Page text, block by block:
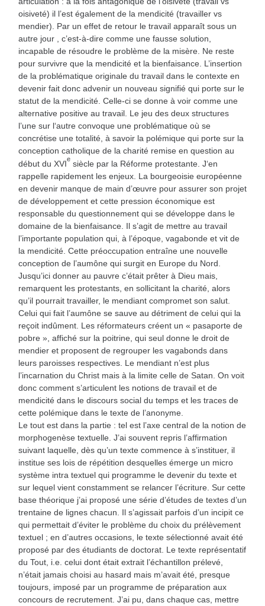
oisiveté) il l’est également de la mendicité (travailler vs
mendier). Par un effet de retour le travail apparaît sous un
autre jour , c’est-à-dire comme une fausse solution,
incapable de résoudre le problème de la misère. Ne reste
pour survivre que la mendicité et la bienfaisance. L’insertion
de la problématique originale du travail dans le contexte en
devenir fait donc advenir un nouveau signifié qui porte sur le
statut de la mendicité. Celle-ci se donne à voir comme une
alternative positive au travail. Le jeu des deux structures
l’une sur l‘autre convoque une problématique où se
concrétise une totalité, à savoir la polémique qui porte sur la
conception catholique de la charité remise en question au
début du XVI
e
siècle par la Réforme protestante. J‘en
rappelle rapidement les enjeux. La bourgeoisie européenne
en devenir manque de main d’œuvre pour assurer son projet
de développement et cette pression économique est
responsable du questionnement qui se développe dans le
domaine de la bienfaisance. Il s’agit de mettre au travail
l’importante population qui, à l’époque, vagabonde et vit de
la mendicité. Cette préoccupation entraîne une nouvelle
conception de l’aumône qui surgit en Europe du Nord.
Jusqu’ici donner au pauvre c’était prêter à Dieu mais,
remarquent les protestants, en sollicitant la charité, alors
qu’il pourrait travailler, le mendiant compromet son salut.
Celui qui fait l’aumône se sauve au détriment de celui qui la
reçoit indûment. Les réformateurs créent un « pasaporte de
pobre », affiché sur la poitrine, qui seul donne le droit de
mendier et proposent de regrouper les vagabonds dans
leurs paroisses respectives. Le mendiant n’est plus
l’incarnation du Christ mais à la limite celle de Satan. On voit
donc comment s’articulent les notions de travail et de
mendicité dans le discours social du temps et les traces de
cette polémique dans le texte de l’anonyme.
Le tout est dans la partie : tel est l’axe central de la notion de
morphogenèse textuelle. J’ai souvent repris l’affirmation
suivant laquelle, dès qu’un texte commence à s’instituer, il
institue ses lois de répétition desquelles émerge un micro
système intra textuel qui programme le devenir du texte et
sur lequel vient constamment se relancer l’écriture. Sur cette
base théorique j’ai proposé une série d’études de textes d’un
trentaine de lignes chacun. Il s’agissait parfois d’un incipit ce
qui permettait d’éviter le problème du choix du prélèvement
textuel ; en d’autres occasions, le texte sélectionné avait été
proposé par des étudiants de doctorat. Le texte représentatif
du Tout, i.e. celui dont était extrait l’échantillon prélevé,
n’était jamais choisi au hasard mais m’avait été, presque
toujours, imposé par un programme de préparation aux
concours de recrutement. J’ai pu, dans chaque cas, mettre